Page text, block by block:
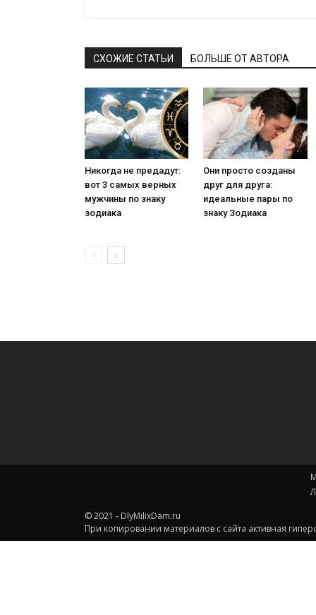
СХОЖИЕ СТАТЬИ БОЛЬШЕ ОТ АВТОРА
Никогда не предадут:
вот 3 самых верных
мужчины по знаку
зодиака
Они просто созданы
друг для друга:
идеальные пары по
знаку Зодиака
© 2021 - DlyMilixDam.ru
При копировании материалов с сайта активная